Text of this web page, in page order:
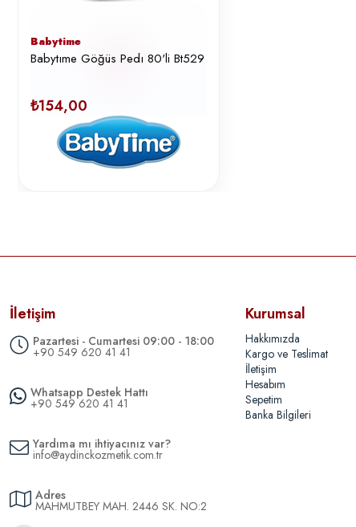
Babytime
Babytıme Göğüs Pedı 80'li Bt529
₺154,00
İletişim
Pazartesi - Cumartesi 09:00 - 18:00
+90 549 620 41 41
Whatsapp Destek Hattı
+90 549 620 41 41
Yardıma mı ihtiyacınız var?
info@aydinckozmetik.com.tr
Adres
MAHMUTBEY MAH. 2446 SK. NO:2
Kurumsal
Hakkımızda
Kargo ve Teslimat
İletişim
Hesabım
Sepetim
Banka Bilgileri